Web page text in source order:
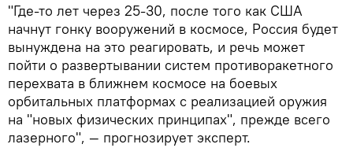
"Где-то лет через 25-30, после того как США
начнут гонку вооружений в космосе, Россия будет
вынуждена на это реагировать, и речь может
пойти о развертывании систем противоракетного
перехвата в ближнем космосе на боевых
орбитальных платформах с реализацией оружия
на "новых физических принципах", прежде всего
лазерного", — прогнозирует эксперт.